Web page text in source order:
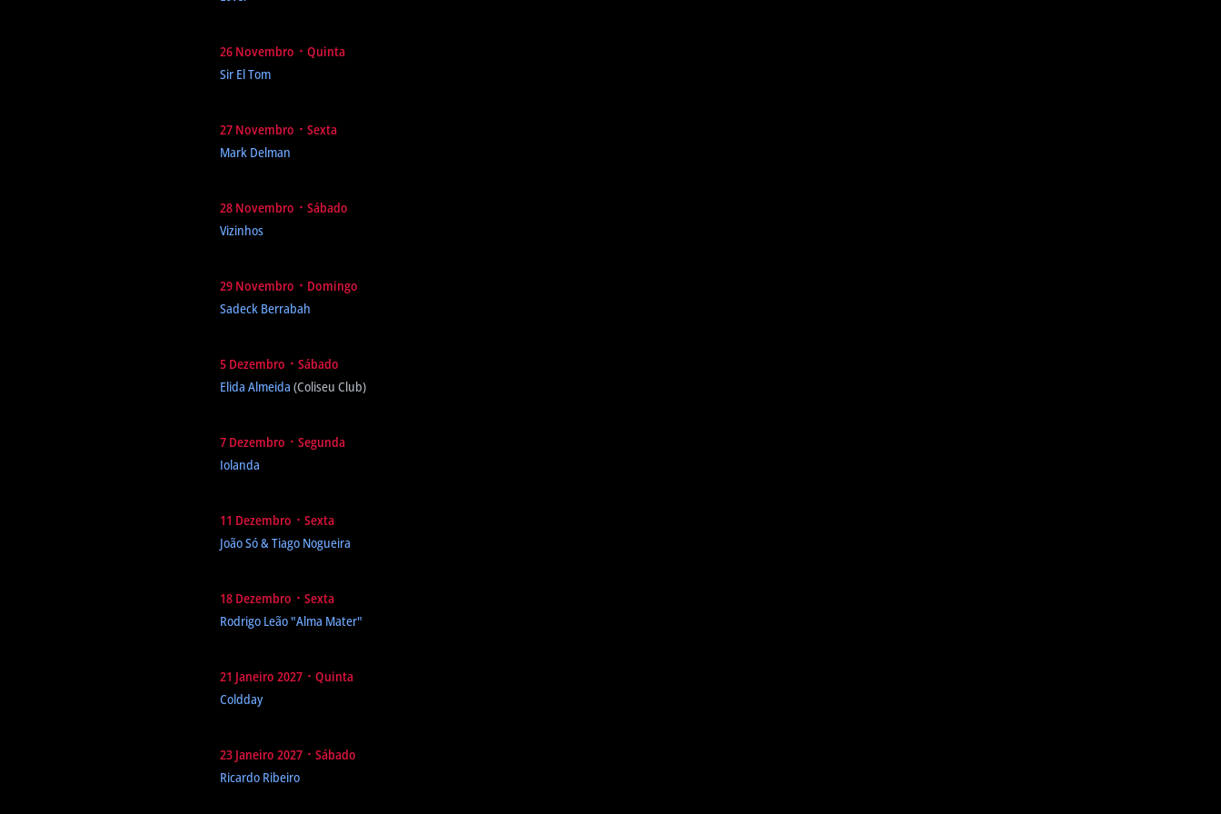
26 Novembro ᛫ Quinta
Sir El Tom
27 Novembro ᛫ Sexta
Mark Delman
28 Novembro ᛫ Sábado
Vizinhos
29 Novembro ᛫ Domingo
Sadeck Berrabah
5 Dezembro ᛫ Sábado
Elida Almeida (Coliseu Club)
7 Dezembro ᛫ Segunda
Iolanda
11 Dezembro ᛫ Sexta
João Só & Tiago Nogueira
18 Dezembro ᛫ Sexta
Rodrigo Leão"Alma Mater"
21 Janeiro 2027 ᛫ Quinta
Coldday
23 Janeiro 2027 ᛫ Sábado
Ricardo Ribeiro